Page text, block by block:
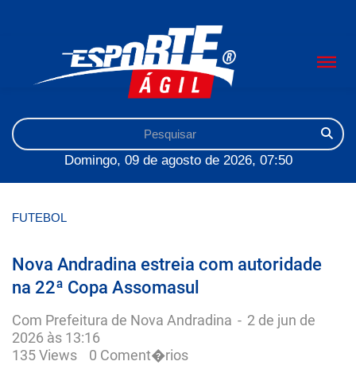
Domingo, 09 de agosto de 2026, 07:50
FUTEBOL
Nova Andradina estreia com autoridade
na 22ª Copa Assomasul
Com Prefeitura de Nova Andradina - 2 de jun de
2026 às 13:16
135 Views
0 Coment�rios